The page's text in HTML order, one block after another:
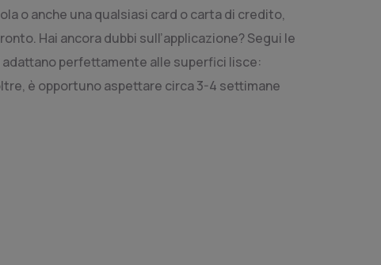
o anche una qualsiasi card o carta di credito,
Hai ancora dubbi sull’applicazione? Segui le
perfettamente alle superfici lisce:
è opportuno aspettare circa 3-4 settimane